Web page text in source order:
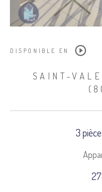
DISPONIBLE EN
SAINT-
3